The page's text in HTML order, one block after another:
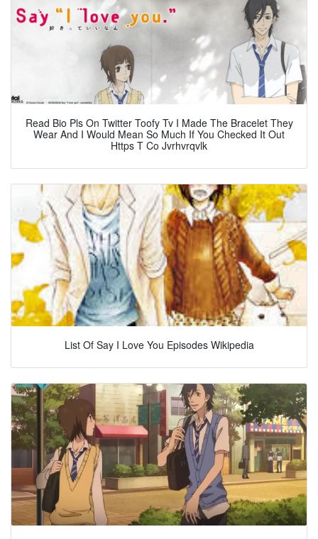
Read Bio Pls On Twitter Toofy Tv I Made The Bracelet They
Wear And I Would Mean So Much If You Checked It Out
Https T Co Jvrhvrqvlk
List Of Say I Love You Episodes Wikipedia